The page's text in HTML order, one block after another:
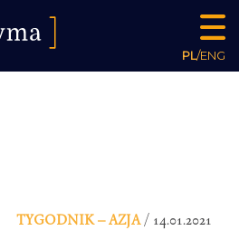
PL/ENG
TYGODNIK – AZJA/ 14.01.2021